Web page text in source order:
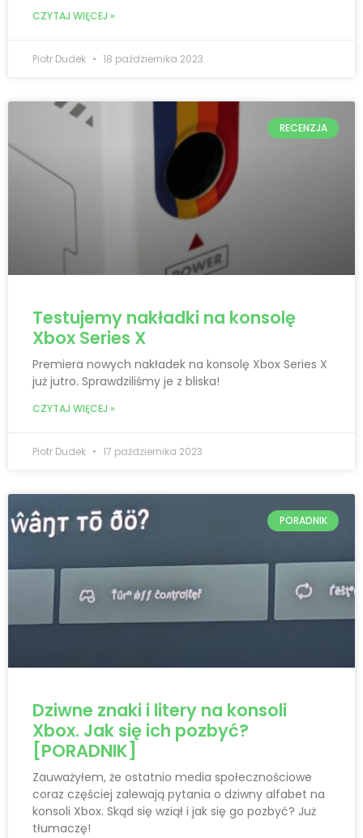
CZYTAJ WIĘCEJ »
Piotr Dudek 18 października 2023
RECENZJA
Testujemy nakładki na konsolę
Xbox Series X
Premiera nowych nakładek na konsolę Xbox Series X
już jutro. Sprawdziliśmy je z bliska!
CZYTAJ WIĘCEJ »
Piotr Dudek 17 października 2023
PORADNIK
Dziwne znaki i litery na konsoli
Xbox. Jak się ich pozbyć?
[PORADNIK]
Zauważyłem, że ostatnio media społecznościowe
coraz częściej zalewają pytania o dziwny alfabet na
konsoli Xbox. Skąd się wziął i jak się go pozbyć? Już
tłumaczę!